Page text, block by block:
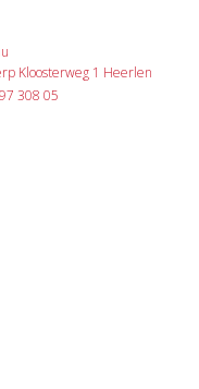
Kloosterweg 1 Heerlen
308 05